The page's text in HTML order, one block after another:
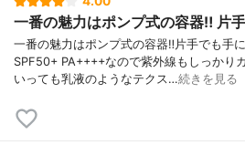
一番の魅力はポンプ式の容器‼️ 片
一番の魅力はポンプ式の容器‼️片手でも手
SPF50+ PA++++なので紫外線もしっかり
いっても乳液のようなテクス…続きを見る